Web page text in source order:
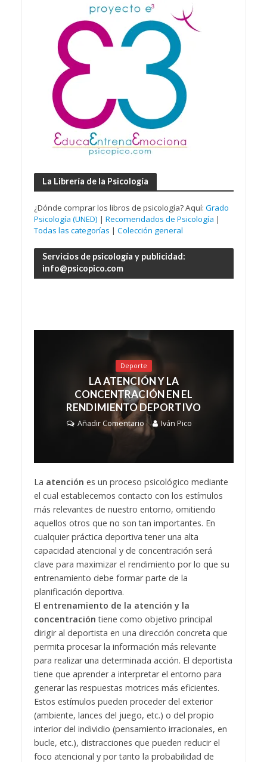
La Librería de la Psicología
¿Dónde comprar los libros de psicología? Aquí: Grado
Psicología (UNED) | Recomendados de Psicología |
Todas las categorías | Colección general
Servicios de psicología y publicidad:
info@psicopico.com
Deporte
LA ATENCIÓN Y LA
CONCENTRACIÓN EN EL
RENDIMIENTO DEPORTIVO
Añadir Comentario Iván Pico
La atención es un proceso psicológico mediante
el cual establecemos contacto con los estímulos
más relevantes de nuestro entorno, omitiendo
aquellos otros que no son tan importantes. En
cualquier práctica deportiva tener una alta
capacidad atencional y de concentración será
clave para maximizar el rendimiento por lo que su
entrenamiento debe formar parte de la
planificación deportiva.
El entrenamiento de la atención y la
concentración tiene como objetivo principal
dirigir al deportista en una dirección concreta que
permita procesar la información más relevante
para realizar una determinada acción. El deportista
tiene que aprender a interpretar el entorno para
generar las respuestas motrices más eficientes.
Estos estímulos pueden proceder del exterior
(ambiente, lances del juego, etc.) o del propio
interior del individio (pensamiento irracionales, en
bucle, etc.), distracciones que pueden reducir el
foco atencional y por tanto la probabilidad de